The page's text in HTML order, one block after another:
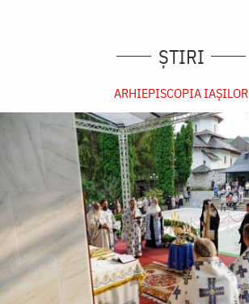
ȘTIRI
ARHIEPISCOPIA IAŞILOR